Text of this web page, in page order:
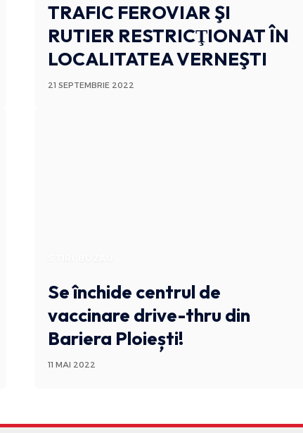
TRAFIC FEROVIAR ŞI
RUTIER RESTRICŢIONAT ÎN
LOCALITATEA VERNEŞTI
21 SEPTEMBRIE 2022
Se închide centrul de
vaccinare drive-thru din
Bariera Ploiești!
11 MAI 2022